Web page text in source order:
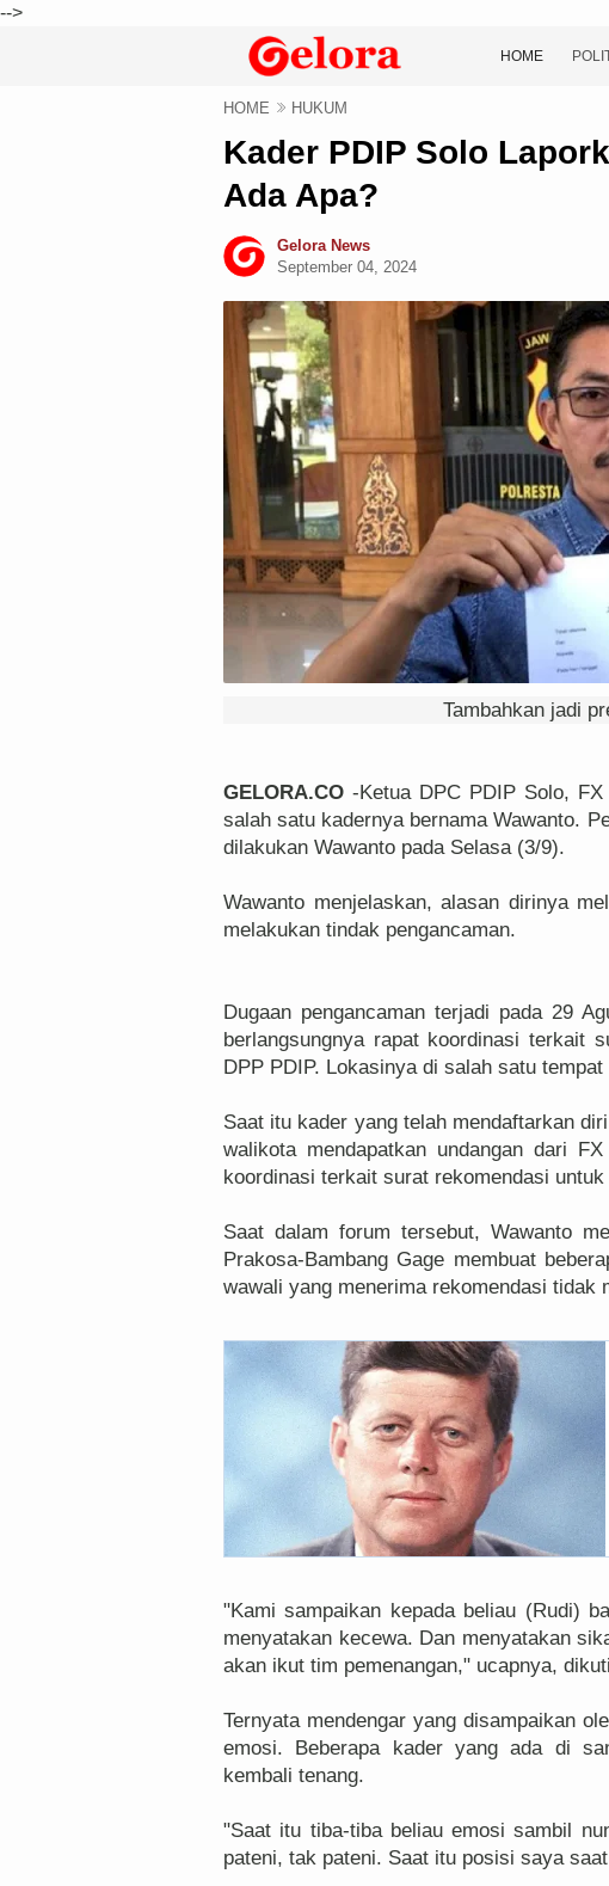
-->
HOME
HOME HUKUM
Kader PDIP Solo
Ada Apa?
Gelora News
September 04, 2024
Tambahkan jadi
GELORA.CO -Ketua DPC PDIP Solo,
salah satu kadernya bernama Wawanto.
dilakukan Wawanto pada Selasa (3/9).
Wawanto menjelaskan, alasan dirinya
melakukan tindak pengancaman.
Dugaan pengancaman terjadi pada 29
berlangsungnya rapat koordinasi terkait
DPP PDIP. Lokasinya di salah satu
Saat itu kader yang telah mendaftarkan
walikota mendapatkan undangan dari
koordinasi terkait surat rekomendasi
Saat dalam forum tersebut, Wawanto
Prakosa-Bambang Gage membuat
wawali yang menerima rekomendasi tidak
"Kami sampaikan kepada beliau (Rudi)
menyatakan kecewa. Dan menyatakan
akan ikut tim pemenangan," ucapnya,
Ternyata mendengar yang disampaikan
emosi. Beberapa kader yang ada di
kembali tenang.
"Saat itu tiba-tiba beliau emosi sambil
pateni, tak pateni. Saat itu posisi saya